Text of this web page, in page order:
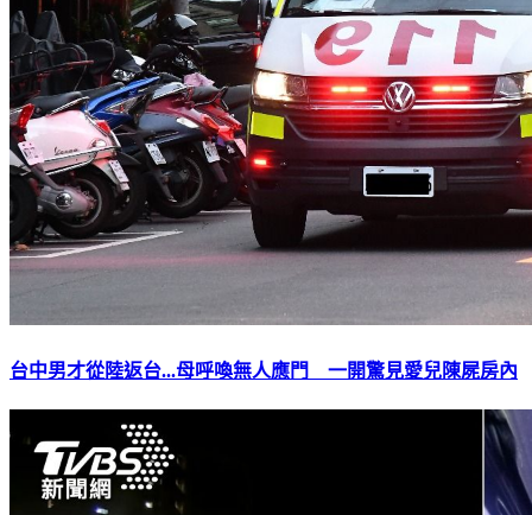
台中男才從陸返台...母呼喚無人應門 一開驚見愛兒陳屍房內